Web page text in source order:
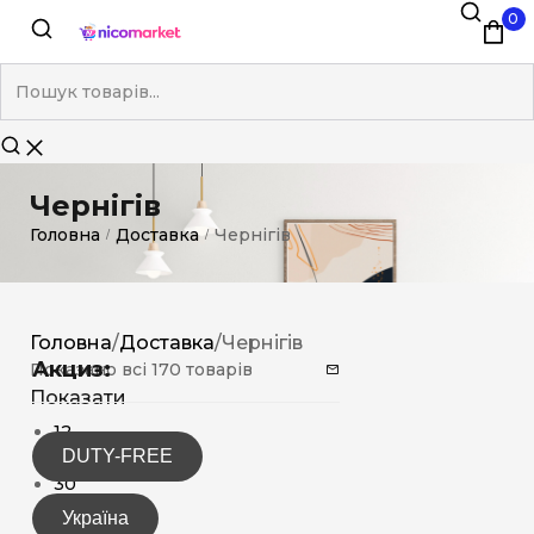
0
Чернігів
Головна / Доставка / Чернігів
Акциз:
DUTY-FREE
Україна
Головна/Доставка/Чернігів
Показано всі 170 товарів
Показати
12
15
30